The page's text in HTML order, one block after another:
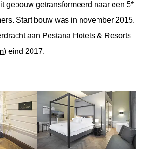
gebouw getransformeerd naar een 5*
Start bouw was in november 2015.
aan Pestana Hotels & Resorts
) eind 2017.